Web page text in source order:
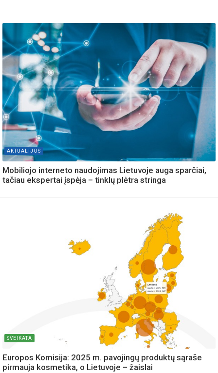
AKTUALIJOS
Mobiliojo interneto naudojimas Lietuvoje auga sparčiai,
tačiau ekspertai įspėja – tinklų plėtra stringa
SVEIKATA
Europos Komisija: 2025 m. pavojingų produktų sąraše
pirmauja kosmetika, o Lietuvoje – žaislai